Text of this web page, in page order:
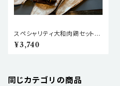
スペシャリティ大和肉鶏セット
１人前➕贅沢セレクト【本格地鶏
をキャンプ•BBQ•ご自宅で！】
¥3,740
同じカテゴリの商品